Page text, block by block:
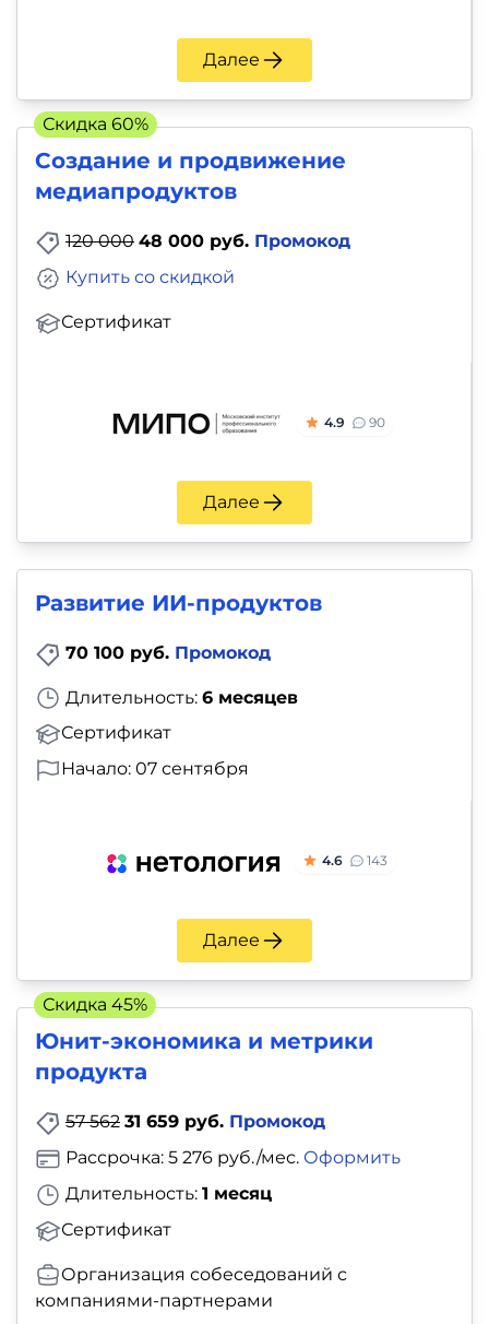
Далее
Создание и продвижение
медиапродуктов
120 000 48 000 руб. Промокод
Сертификат
Купить со скидкой
4.9 90
Далее
Скидка 60%
Развитие ИИ-продуктов
70 100 руб. Промокод
Длительность: 6 месяцев
Сертификат
Начало: 07 сентября
4.6 143
Далее
Юнит-экономика и метрики
продукта
57 562 31 659 руб. Промокод
Длительность: 1 месяц
Сертификат
Рассрочка: 5 276 руб./мес. Оформить
Организация собеседований с
компаниями-партнерами
Скидка 45%